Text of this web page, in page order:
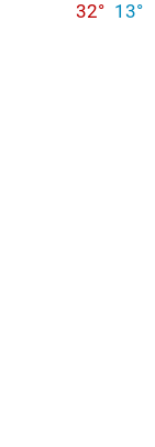
32° 13°